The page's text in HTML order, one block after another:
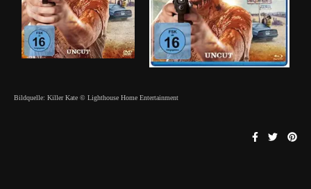
Bildquelle: Killer Kate © Lighthouse Home Entertainment